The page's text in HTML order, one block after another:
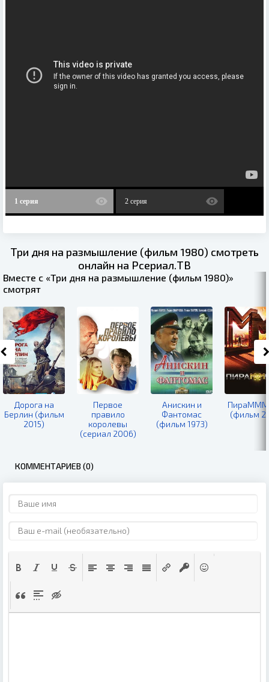
1 серия 2 серия
Три дня на размышление (фильм 1980) смотреть
онлайн на Рсериал.ТВ
Вместе с «Три дня на размышление (фильм 1980)»
смотрят
Дорога на
Берлин (фильм
2015)
Первое
правило
королевы
(сериал 2006)
Анискин и
Фантомас
(фильм 1973)
(фильм
КОММЕНТАРИЕВ (0)